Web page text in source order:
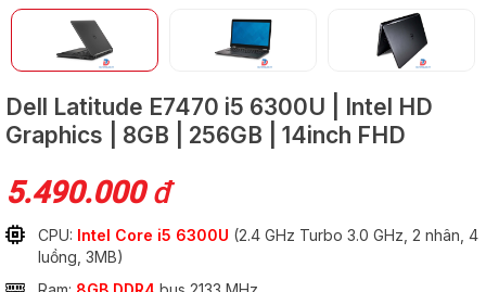
Dell Latitude E7470 i5 6300U | Intel HD
Graphics | 8GB | 256GB | 14inch FHD
5.490.000đ
CPU: Intel Core i5 6300U (2.4 GHz Turbo 3.0 GHz, 2 nhân, 4
luồng, 3MB)